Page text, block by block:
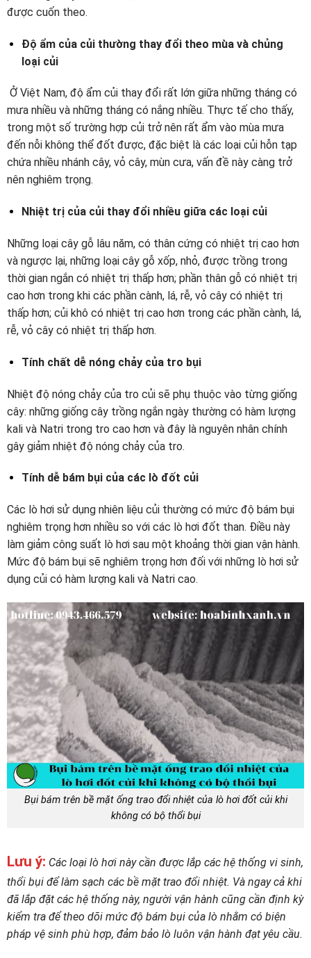
được cuốn theo.
Độ ẩm của củi thường thay đổi theo mùa và chủng
loại củi
Ở Việt Nam, độ ẩm củi thay đổi rất lớn giữa những tháng có
mưa nhiều và những tháng có nắng nhiều. Thực tế cho thấy,
trong một số trường hợp củi trở nên rất ẩm vào mùa mưa
đến nỗi không thể đốt được, đặc biệt là các loại củi hỗn tạp
chứa nhiều nhánh cây, vỏ cây, mùn cưa, vấn đề này càng trở
nên nghiêm trọng.
Nhiệt trị của củi thay đổi nhiều giữa các loại củi
Những loại cây gỗ lâu năm, có thân cứng có nhiệt trị cao hơn
và ngược lại, những loại cây gỗ xốp, nhỏ, được trồng trong
thời gian ngắn có nhiệt trị thấp hơn; phần thân gỗ có nhiệt trị
cao hơn trong khi các phần cành, lá, rễ, vỏ cây có nhiệt trị
thấp hơn; củi khô có nhiệt trị cao hơn trong các phần cành, lá,
rễ, vỏ cây có nhiệt trị thấp hơn.
Tính chất dễ nóng chảy của tro bụi
Nhiệt độ nóng chảy của tro củi sẽ phụ thuộc vào từng giống
cây: những giống cây trồng ngắn ngày thường có hàm lượng
kali và Natri trong tro cao hơn và đây là nguyên nhân chính
gây giảm nhiệt độ nóng chảy của tro.
Tính dễ bám bụi của các lò đốt củi
Các lò hơi sử dụng nhiên liệu củi thường có mức độ bám bụi
nghiêm trọng hơn nhiều so với các lò hơi đốt than. Điều này
làm giảm công suất lò hơi sau một khoảng thời gian vận hành.
Mức độ bám bụi sẽ nghiêm trọng hơn đối với những lò hơi sử
dụng củi có hàm lượng kali và Natri cao.
Bụi bám trên bề mặt ống trao đổi nhiệt của lò hơi đốt củi khi
không có bộ thổi bụi
Lưu ý: Các loại lò hơi này cần được lắp các hệ thống vi sinh,
thổi bụi để làm sạch các bề mặt trao đổi nhiệt. Và ngay cả khi
đã lắp đặt các hệ thống này, người vận hành cũng cần định kỳ
kiểm tra để theo dõi mức độ bám bụi của lò nhằm có biện
pháp vệ sinh phù hợp, đảm bảo lò luôn vận hành đạt yêu cầu.